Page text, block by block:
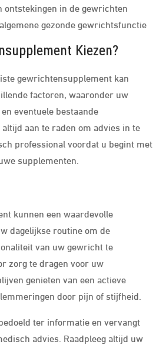
ontstekingen in de gewrichten
gezonde gewrichtsfunctie
Kiezen?
gewrichtensupplement kan
factoren, waaronder uw
eventuele bestaande
aan te raden om advies in te
professional voordat u begint met
supplementen.
kunnen een waardevolle
dagelijkse routine om de
van uw gewricht te
zorg te dragen voor uw
genieten van een actieve
door pijn of stijfheid.
ter informatie en vervangt
advies. Raadpleeg altijd uw